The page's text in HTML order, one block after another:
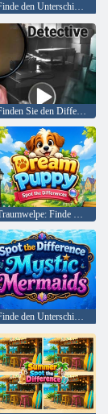
Finde den Unterschied Halloween
Finden Sie den Differenzdetektiv
Traumwelpe: Finde die Unterschiede
Finde den Unterschied Mystische Meerjungfrauen